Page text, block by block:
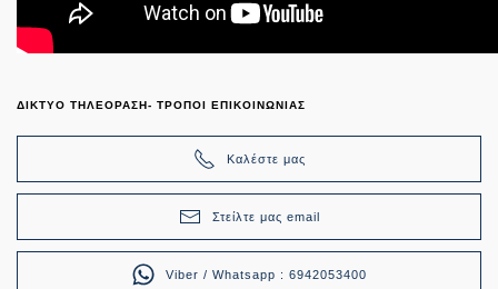
ΔΙΚΤΥΟ ΤΗΛΕΟΡΑΣΗ- ΤΡΟΠΟΙ ΕΠΙΚΟΙΝΩΝΙΑΣ
Καλέστε μας
Στείλτε μας email
Viber / Whatsapp : 6942053400